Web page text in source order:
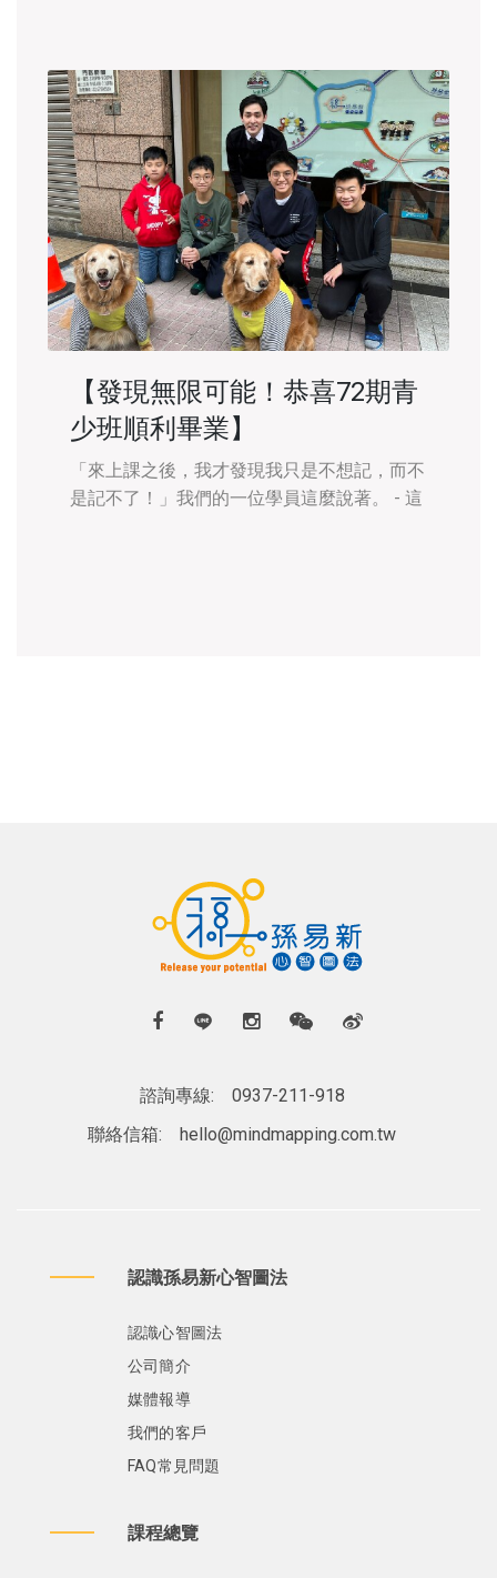
【發現無限可能！恭喜72期青
少班順利畢業】
「來上課之後，我才發現我只是不想記，而不
是記不了！」我們的一位學員這麼說著。 - 這
諮詢專線:
0937-211-918
聯絡信箱:
hello@mindmapping.com.tw
認識孫易新心智圖法
認識心智圖法
公司簡介
媒體報導
我們的客戶
FAQ常見問題
課程總覽